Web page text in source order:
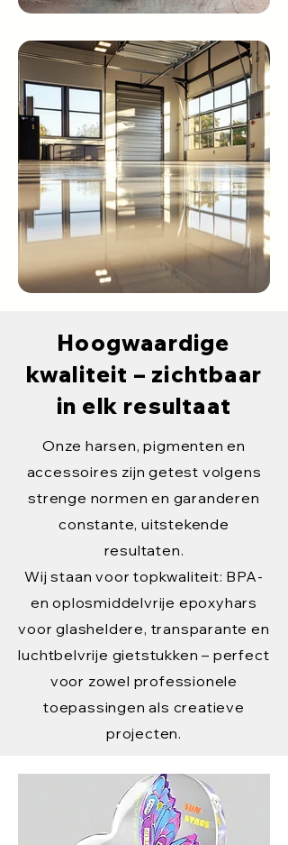
Hoogwaardige
kwaliteit – zichtbaar
in elk resultaat
Onze harsen, pigmenten en
accessoires zijn getest volgens
strenge normen en garanderen
constante, uitstekende
resultaten.
Wij staan voor topkwaliteit: BPA-
en oplosmiddelvrije epoxyhars
voor glasheldere, transparante en
luchtbelvrije gietstukken – perfect
voor zowel professionele
toepassingen als creatieve
projecten.